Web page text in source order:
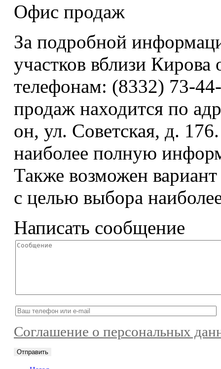
Офис продаж
За подробной
участков вблизи
телефонам: (8332) 73-
продаж находится по
он, ул. Советская, д.
наиболее полную
Также возможен
с целью выбора
Написать сообщение
Соглашение о персональных